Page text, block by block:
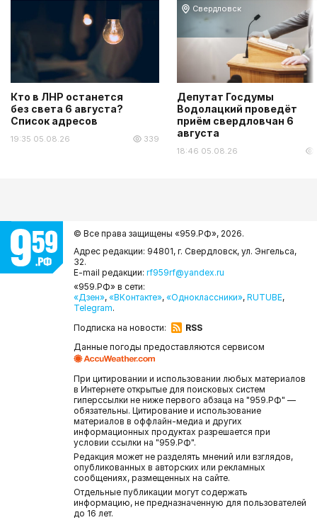
Кто в ЛНР останется
без света 6 августа?
Список адресов
19:35 05.08.26 339
Свердловск
Депутат Госдумы
Водолацкий проведёт
приём свердловчан 6
августа
18:46 05.08.26
© Все права защищены «959.РФ», 2026.
Адрес редакции: 94801, г. Свердловск, ул. Энгельса,
32.
E-mail редакции: rf959rf@yandex.ru
«959.РФ» в сети:
«Дзен», «ВКонтакте», «Одноклассники», RUTUBE,
Telegram.
Подписка на новости:
RSS
Данные погоды предоставляются сервисом
При цитировании и использовании любых материалов
в Интернете открытые для поисковых систем
гиперссылки не ниже первого абзаца на "959.РФ" —
обязательны. Цитирование и использование
материалов в оффлайн-медиа и других
информационных продуктах разрешается при
условии ссылки на "959.РФ".
Редакция может не разделять мнений или взглядов,
опубликованных в авторских или рекламных
сообщениях, размещенных на сайте.
Отдельные публикации могут содержать
информацию, не предназначенную для пользователей
до 16 лет.